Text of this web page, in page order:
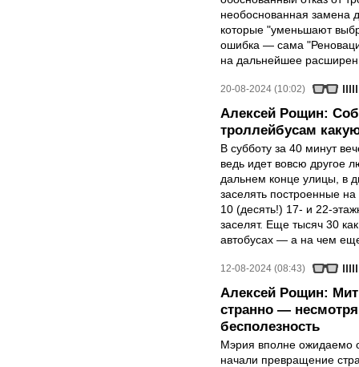
необоснованная замена
которые "уменьшают
ошибка — сама
на дальнейшее
20-08-2024 (10:02)
Алексей Рощин:
троллейбусам
В субботу за 40 минут
ведь идет вовсю
дальнем конце улицы, в
заселять построенные
10 (десять!) 17- и 22-
заселят. Еще тысяч 30
автобусах — а на чем
12-08-2024 (08:43)
Алексей Рощин:
странно —
бесполезность
Мэрия вполне ожидаемо
начали превращение